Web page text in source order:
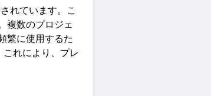
れています。こ
複数のプロジェ
繁に使用するた
れにより、プレ